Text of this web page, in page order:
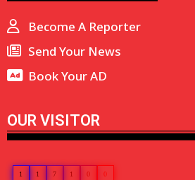
Become A Reporter
Send Your News
Book Your AD
OUR VISITOR
1 1 7 1 0 0